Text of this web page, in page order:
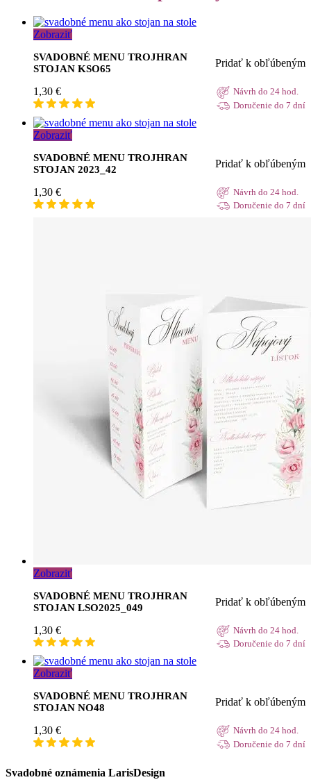
Zobraziť
SVADOBNÉ MENU TROJHRAN
STOJAN KSO65
Pridať k obľúbeným
1,30 €
Návrh do 24 hod.
Doručenie do 7 dní
Zobraziť
SVADOBNÉ MENU TROJHRAN
STOJAN 2023_42
Pridať k obľúbeným
1,30 €
Návrh do 24 hod.
Doručenie do 7 dní
Zobraziť
SVADOBNÉ MENU TROJHRAN
STOJAN LSO2025_049
Pridať k obľúbeným
1,30 €
Návrh do 24 hod.
Doručenie do 7 dní
Zobraziť
SVADOBNÉ MENU TROJHRAN
STOJAN NO48
Pridať k obľúbeným
1,30 €
Návrh do 24 hod.
Doručenie do 7 dní
Svadobné oznámenia LarisDesign